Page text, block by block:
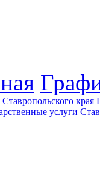
края
услуги